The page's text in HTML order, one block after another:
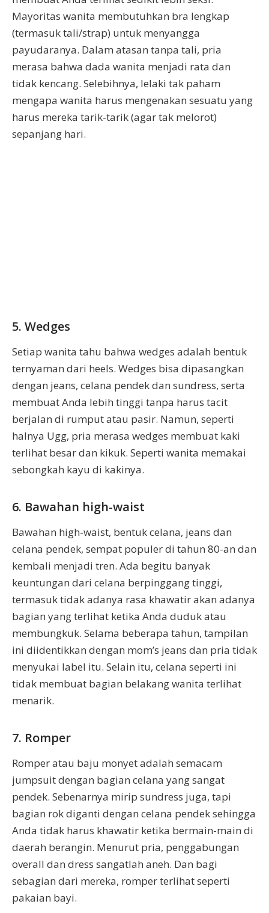
Mayoritas wanita membutuhkan bra lengkap
(termasuk tali/strap) untuk menyangga
payudaranya. Dalam atasan tanpa tali, pria
merasa bahwa dada wanita menjadi rata dan
tidak kencang. Selebihnya, lelaki tak paham
mengapa wanita harus mengenakan sesuatu yang
harus mereka tarik-tarik (agar tak melorot)
sepanjang hari.
5. Wedges
Setiap wanita tahu bahwa wedges adalah bentuk
ternyaman dari heels. Wedges bisa dipasangkan
dengan jeans, celana pendek dan sundress, serta
membuat Anda lebih tinggi tanpa harus tacit
berjalan di rumput atau pasir. Namun, seperti
halnya Ugg, pria merasa wedges membuat kaki
terlihat besar dan kikuk. Seperti wanita memakai
sebongkah kayu di kakinya.
6. Bawahan high-waist
Bawahan high-waist, bentuk celana, jeans dan
celana pendek, sempat populer di tahun 80-an dan
kembali menjadi tren. Ada begitu banyak
keuntungan dari celana berpinggang tinggi,
termasuk tidak adanya rasa khawatir akan adanya
bagian yang terlihat ketika Anda duduk atau
membungkuk. Selama beberapa tahun, tampilan
ini diidentikkan dengan mom’s jeans dan pria tidak
menyukai label itu. Selain itu, celana seperti ini
tidak membuat bagian belakang wanita terlihat
menarik.
7. Romper
Romper atau baju monyet adalah semacam
jumpsuit dengan bagian celana yang sangat
pendek. Sebenarnya mirip sundress juga, tapi
bagian rok diganti dengan celana pendek sehingga
Anda tidak harus khawatir ketika bermain-main di
daerah berangin. Menurut pria, penggabungan
overall dan dress sangatlah aneh. Dan bagi
sebagian dari mereka, romper terlihat seperti
pakaian bayi.